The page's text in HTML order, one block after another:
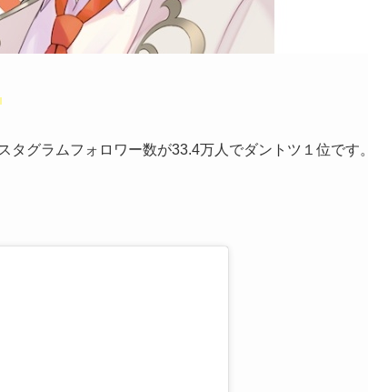
タグラムフォロワー数が33.4万人でダントツ１位です。